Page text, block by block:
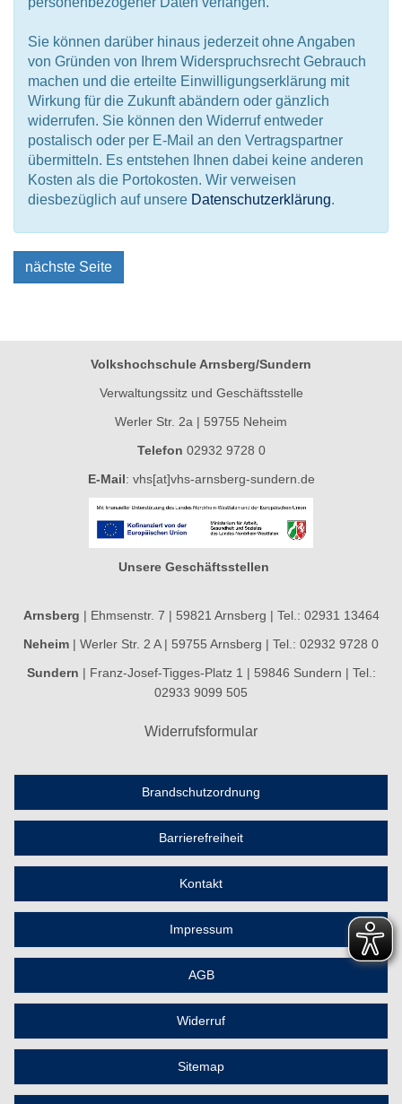
Sie können darüber hinaus jederzeit ohne Angaben
von Gründen von Ihrem Widerspruchsrecht Gebrauch
machen und die erteilte Einwilligungserklärung mit
Wirkung für die Zukunft abändern oder gänzlich
widerrufen. Sie können den Widerruf entweder
postalisch oder per E-Mail an den Vertragspartner
übermitteln. Es entstehen Ihnen dabei keine anderen
Kosten als die Portokosten. Wir verweisen
diesbezüglich auf unsere Datenschutzerklärung.
nächste Seite
Volkshochschule Arnsberg/Sundern
Verwaltungssitz und Geschäftsstelle
Werler Str. 2a | 59755 Neheim
Telefon 02932 9728 0
E-Mail : vhs[at]vhs-arnsberg-sundern.de
Unsere Geschäftsstellen
Arnsberg | Ehmsenstr. 7 | 59821 Arnsberg | Tel.: 02931 13464
Neheim | Werler Str. 2 A | 59755 Arnsberg | Tel.: 02932 9728 0
Sundern
| Franz-Josef-Tigges-Platz 1 | 59846 Sundern | Tel.:
02933 9099 505
Widerrufsformular
Brandschutzordnung
Barrierefreiheit
Kontakt
Impressum
AGB
Widerruf
Sitemap